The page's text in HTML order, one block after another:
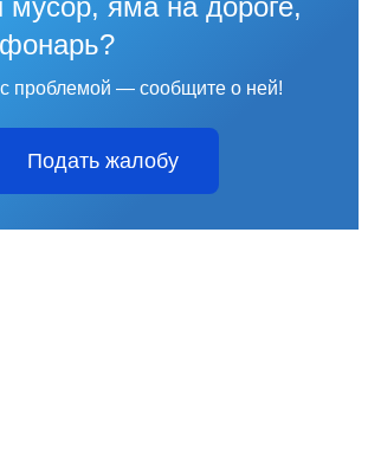
проблемой — сообщите о ней!
Подать жалобу